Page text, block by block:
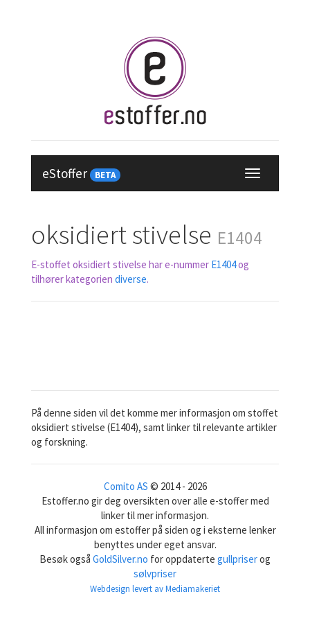
eStoffer BETA
oksidiert stivelse E1404
E-stoffet oksidiert stivelse har e-nummer E1404og
tilhører kategorien diverse.
På denne siden vil det komme mer informasjon om stoffet
oksidiert stivelse (E1404), samt linker til relevante artikler
og forskning.
Comito AS © 2014 - 2026
Estoffer.no gir deg oversikten over alle e-stoffer med
linker til mer informasjon.
All informasjon om estoffer på siden og i eksterne lenker
benyttes under eget ansvar.
Besøk også GoldSilver.no for oppdaterte gullpriserog
sølvpriser
Webdesign levert av Mediamakeriet